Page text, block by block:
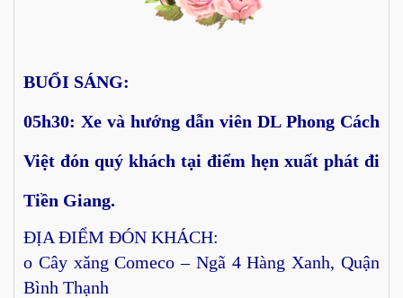
BUỔI SÁNG:
05h30: Xe và hướng dẫn viên DL Phong Cách
Việt đón quý khách tại điểm hẹn xuất phát đi
Tiền Giang.
ĐỊA ĐIỂM ĐÓN KHÁCH:
o Cây xăng Comeco – Ngã 4 Hàng Xanh, Quận
Bình Thạnh